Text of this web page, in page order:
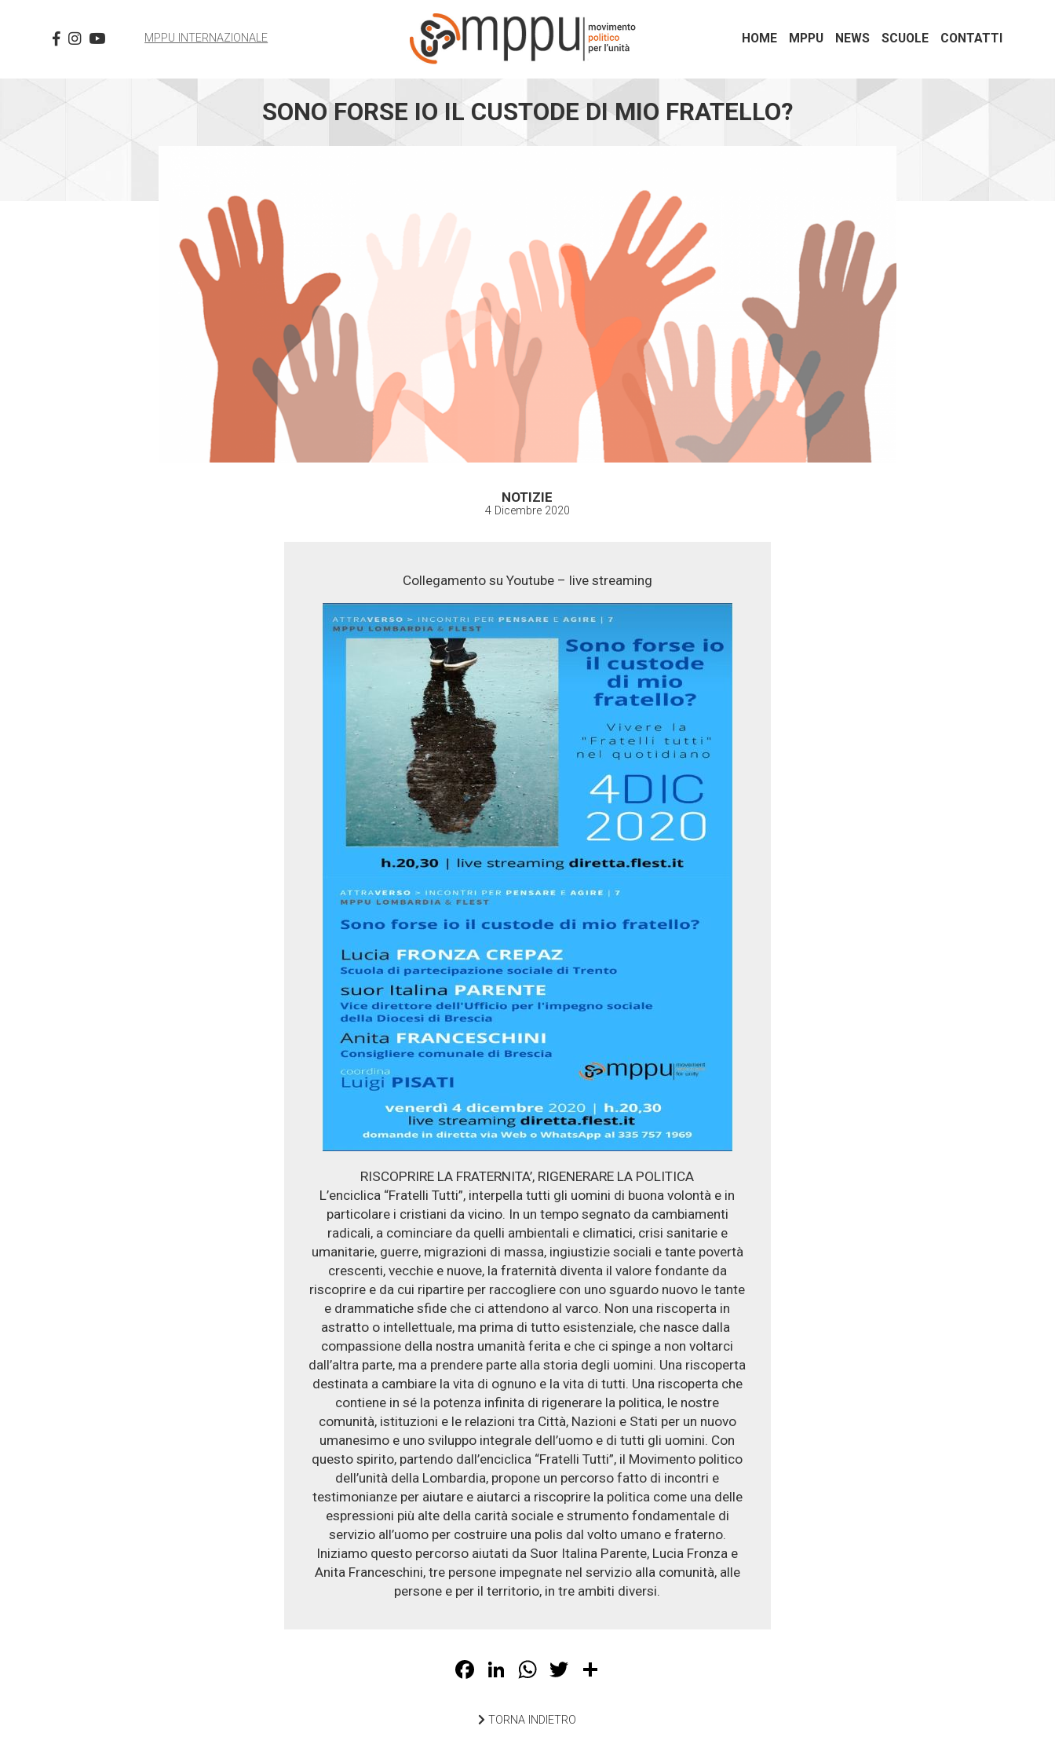
MPPU INTERNAZIONALE HOME MPPU NEWS SCUOLE CONTATTI
SONO FORSE IO IL CUSTODE DI MIO FRATELLO?
NOTIZIE
4 Dicembre 2020
Collegamento su Youtube – live streaming
RISCOPRIRE LA FRATERNITA’, RIGENERARE LA POLITICA
L’enciclica “Fratelli Tutti”, interpella tutti gli uomini di buona volontà e in
particolare i cristiani da vicino. In un tempo segnato da cambiamenti
radicali, a cominciare da quelli ambientali e climatici, crisi sanitarie e
umanitarie, guerre, migrazioni di massa, ingiustizie sociali e tante povertà
crescenti, vecchie e nuove, la fraternità diventa il valore fondante da
riscoprire e da cui ripartire per raccogliere con uno sguardo nuovo le tante
e drammatiche sfide che ci attendono al varco. Non una riscoperta in
astratto o intellettuale, ma prima di tutto esistenziale, che nasce dalla
compassione della nostra umanità ferita e che ci spinge a non voltarci
dall’altra parte, ma a prendere parte alla storia degli uomini. Una riscoperta
destinata a cambiare la vita di ognuno e la vita di tutti. Una riscoperta che
contiene in sé la potenza infinita di rigenerare la politica, le nostre
comunità, istituzioni e le relazioni tra Città, Nazioni e Stati per un nuovo
umanesimo e uno sviluppo integrale dell’uomo e di tutti gli uomini. Con
questo spirito, partendo dall’enciclica “Fratelli Tutti”, il Movimento politico
dell’unità della Lombardia, propone un percorso fatto di incontri e
testimonianze per aiutare e aiutarci a riscoprire la politica come una delle
espressioni più alte della carità sociale e strumento fondamentale di
servizio all’uomo per costruire una polis dal volto umano e fraterno.
Iniziamo questo percorso aiutati da Suor Italina Parente, Lucia Fronza e
Anita Franceschini, tre persone impegnate nel servizio alla comunità, alle
persone e per il territorio, in tre ambiti diversi.
Facebook
LinkedIn
WhatsApp
Twitter
TORNA INDIETRO